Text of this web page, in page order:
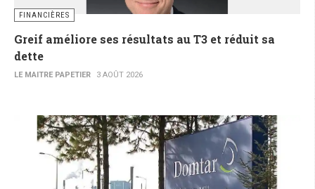
FINANCIÈRES
Greif améliore ses résultats au T3 et réduit sa
dette
LE MAITRE PAPETIER 3 AOÛT 2026